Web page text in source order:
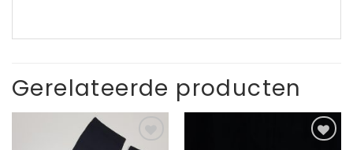
Gerelateerde producten